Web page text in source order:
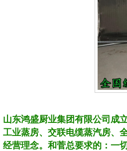
山东鸿盛厨业集团有限公司成
工业蒸房、交联电缆蒸汽房、
经营理念。和菅总要求的：一